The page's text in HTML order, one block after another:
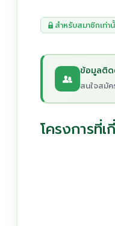
สำหรับสมาชิกเท่า
ข้อมูลติด
สนใจสมัค
โครงการที่